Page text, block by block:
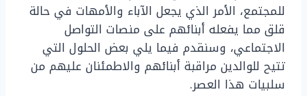
للمجتمع، الأمر الذي يجعل الآباء والأمهات في حالة
قلق مما يفعله أبنائهم على منصات التواصل
الاجتماعي، وسنقدم فيما يلي بعض الحلول التي
تتيح للوالدين مراقبة أبنائهم والاطمئنان عليهم من
سلبيات هذا العصر.